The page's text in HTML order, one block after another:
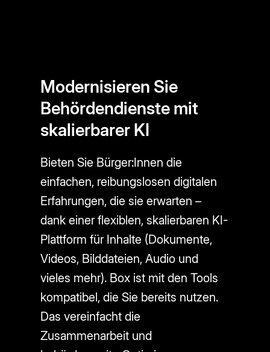
Modernisieren Sie
Behördendienste mit
skalierbarer KI
Bieten Sie Bürger:Innen die
einfachen, reibungslosen digitalen
Erfahrungen, die sie erwarten –
dank einer flexiblen, skalierbaren KI-
Plattform für Inhalte (Dokumente,
Videos, Bilddateien, Audio und
vieles mehr). Box ist mit den Tools
kompatibel, die Sie bereits nutzen.
Das vereinfacht die
Zusammenarbeit und